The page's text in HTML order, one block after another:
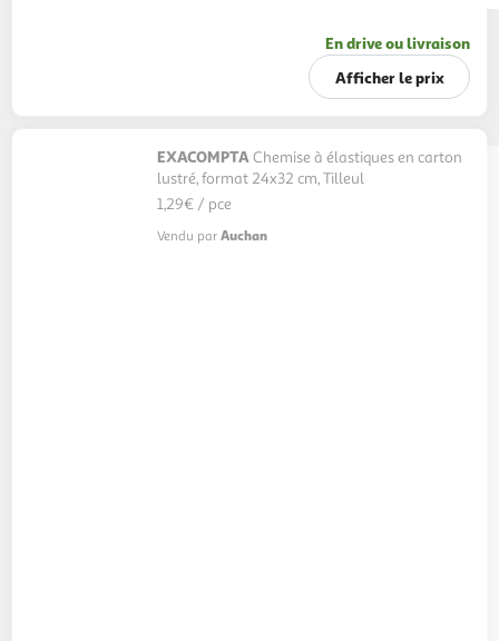
En drive ou livraison
Afficher le prix
EXACOMPTA
lustré, format 24x32 cm, Tilleul
1,29€ / pce
Vendu par Auchan